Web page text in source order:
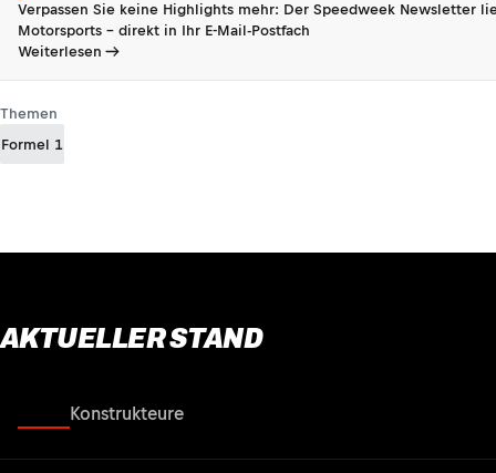
Verpassen Sie keine Highlights mehr: Der Speedweek Newsletter
Motorsports - direkt in Ihr E-Mail-Postfach
Weiterlesen
Themen
Formel 1
AKTUELLER STAND
Konstrukteure